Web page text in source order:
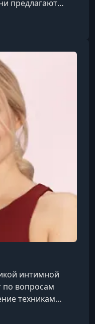
предлагают
— от
для лица,
после
подбор
и умные
.
интимной
по вопросам
техникам
Vagiton.